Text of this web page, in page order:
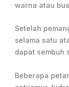
warna atau
Setelah
selama satu
dapat sembuh
Beberapa